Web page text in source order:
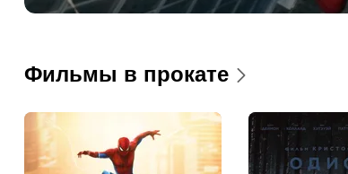
Фильмы в прокате